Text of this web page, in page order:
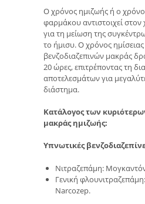
Ο χρόνος ημιζωής ή ο
φαρμάκου αντιστοιχεί στον
για τη μείωση της
το ήμισυ. Ο χρόνος
βενζοδιαζεπινών μακράς
20 ώρες, επιτρέποντας τη
αποτελεσμάτων για
διάστημα.
Κατάλογος των
μακράς ημιζωής:
Υπνωτικές
Νιτραζεπάμη:
Γενική
Narcozep.